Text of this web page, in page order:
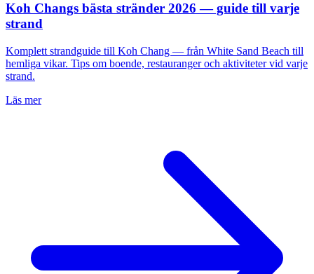
Koh Changs bästa stränder 2026 — guide till varje
strand
Komplett strandguide till Koh Chang — från White Sand Beach till
hemliga vikar. Tips om boende, restauranger och aktiviteter vid varje
strand.
Läs mer